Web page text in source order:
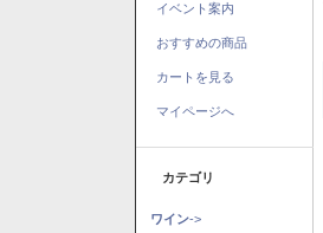
イベント案内
おすすめの商品
カートを見る
マイページへ
カテゴリ
ワイン->